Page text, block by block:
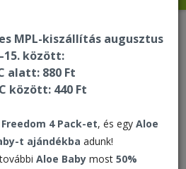
MPL-kiszállítás augusztus
között:
alatt: 880 Ft
között: 440 Ft
Freedom 4 Pack-et, és egy Aloe
t ajándékba adunk!
Aloe Baby most 50%